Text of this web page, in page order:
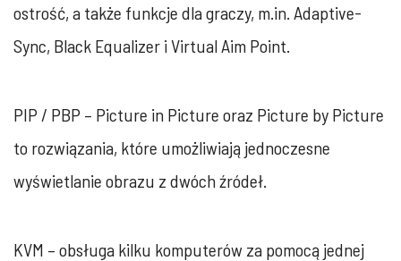
ostrość, a także funkcje dla graczy, m.in. Adaptive-
Sync, Black Equalizer i Virtual Aim Point.
PIP / PBP – Picture in Picture oraz Picture by Picture
to rozwiązania, które umożliwiają jednoczesne
wyświetlanie obrazu z dwóch źródeł.
KVM – obsługa kilku komputerów za pomocą jednej